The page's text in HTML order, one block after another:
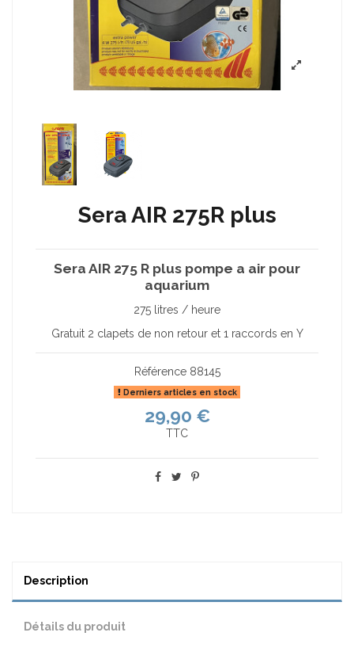
Sera AIR 275R plus
Sera AIR 275 R plus pompe a air pour
aquarium
275 litres / heure
Gratuit 2 clapets de non retour et 1 raccords en Y
Référence 88145
Derniers articles en stock
29,90 €
TTC
Description
Détails du produit